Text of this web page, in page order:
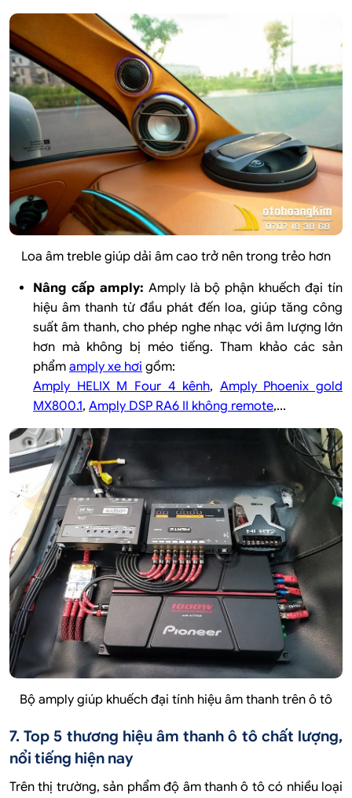
Loa âm treble giúp dải âm cao trở nên trong trẻo hơn
Nâng cấp amply: Amply là bộ phận khuếch đại tín
hiệu âm thanh từ đầu phát đến loa, giúp tăng công
suất âm thanh, cho phép nghe nhạc với âm lượng lớn
hơn mà không bị méo tiếng. Tham khảo các sản
phẩm amply xe hơi gồm:
Amply HELIX M Four 4 kênh, Amply Phoenix gold
MX800.1, Amply DSP RA6 II không remote,...
Bộ amply giúp khuếch đại tính hiệu âm thanh trên ô tô
7. Top 5 thương hiệu âm thanh ô tô chất lượng,
nổi tiếng hiện nay
Trên thị trường, sản phẩm độ âm thanh ô tô có nhiều loại